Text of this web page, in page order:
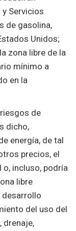
Servicios
de gasolina,
Unidos;
zona libre de la
mínimo a
en la
de
dicho,
energía, de tal
precios, el
o, incluso, podría
libre
desarrollo
del uso del
drenaje,